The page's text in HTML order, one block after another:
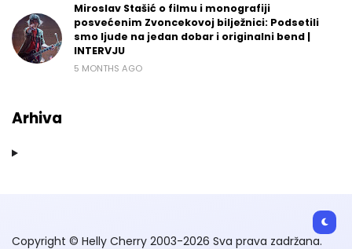
Miroslav Stašić o filmu i monografiji
posvećenim Zvoncekovoj bilježnici: Podsetili
smo ljude na jedan dobar i originalni bend |
INTERVJU
5 MONTHS AGO
Arhiva
Copyright © Helly Cherry 2003-2026 Sva prava zadržana.